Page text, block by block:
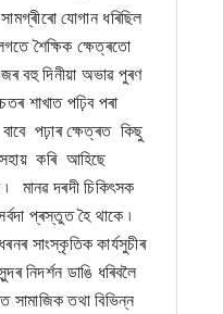
যোগান ধৰিছিল
শৈক্ষিক ক্ষেত্ৰতো
বহু দিনীয়া অভাৱ পুৰণ
শাখাত পঢ়িব পৰা
পঢ়াৰ ক্ষেত্ৰত কিছু
সহায় কৰি আহিছে
মানৱ দৰদী চিকিৎসক
প্ৰস্তুত হৈ থাকে ৷
সাংস্কৃতিক কাৰ্যসুচীৰ
নিদৰ্শন ডাঙি ধৰিবলৈ
তথা বিভিন্ন